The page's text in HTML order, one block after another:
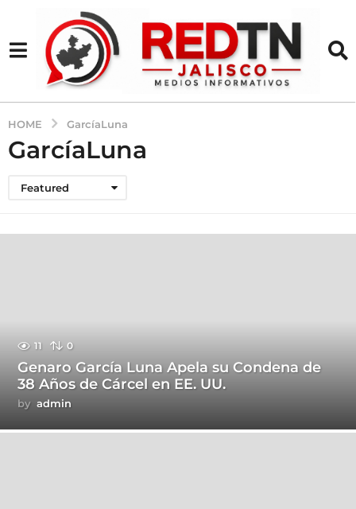
HOME GarcíaLuna
GarcíaLuna
Featured
11 0
Genaro García Luna Apela su Condena de
38 Años de Cárcel en EE. UU.
by admin